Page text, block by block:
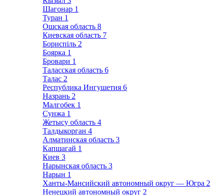
Шагонар 1
Туран 1
Ошская область 8
Киевская область 7
Бориспіль 2
Боярка 1
Бровари 1
Таласская область 6
Талас 2
Республика Ингушетия 6
Назрань 2
Малгобек 1
Сунжа 1
Жетысу область 4
Талдыкорган 4
Алматинская область 3
Капшагай 1
Киев 3
Нарынская область 3
Нарын 1
Ханты-Мансийский автономный округ — Югра 2
Ненецкий автономный округ 2